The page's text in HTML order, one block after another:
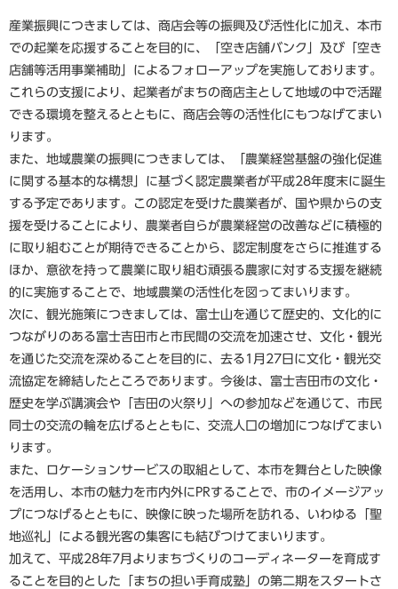
産業振興につきましては、商店会等の振興及び活性化に加え、本市
での起業を応援することを目的に、「空き店舗バンク」及び「空き
店舗等活用事業補助」によるフォローアップを実施しております。
これらの支援により、起業者がまちの商店主として地域の中で活躍
できる環境を整えるとともに、商店会等の活性化にもつなげてまい
ります。
また、地域農業の振興につきましては、「農業経営基盤の強化促進
に関する基本的な構想」に基づく認定農業者が平成28年度末に誕生
する予定であります。この認定を受けた農業者が、国や県からの支
援を受けることにより、農業者自らが農業経営の改善などに積極的
に取り組むことが期待できることから、認定制度をさらに推進する
ほか、意欲を持って農業に取り組む頑張る農家に対する支援を継続
的に実施することで、地域農業の活性化を図ってまいります。
次に、観光施策につきましては、富士山を通じて歴史的、文化的に
つながりのある富士吉田市と市民間の交流を加速させ、文化・観光
を通じた交流を深めることを目的に、去る1月27日に文化・観光交
流協定を締結したところであります。今後は、富士吉田市の文化・
歴史を学ぶ講演会や「吉田の火祭り」への参加などを通じて、市民
同士の交流の輪を広げるとともに、交流人口の増加につなげてまい
ります。
また、ロケーションサービスの取組として、本市を舞台とした映像
を活用し、本市の魅力を市内外にPRすることで、市のイメージアッ
プにつなげるとともに、映像に映った場所を訪れる、いわゆる「聖
地巡礼」による観光客の集客にも結びつけてまいります。
加えて、平成28年7月よりまちづくりのコーディネーターを育成す
ることを目的とした「まちの担い手育成塾」の第二期をスタートさ